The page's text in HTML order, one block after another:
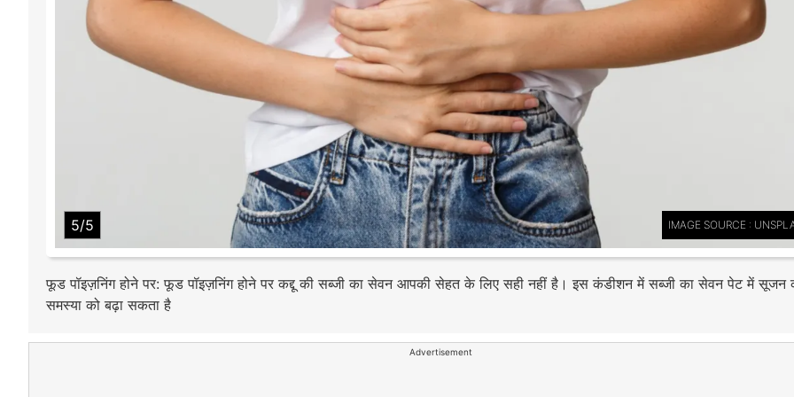
5/5 IMAGE SOURCE :
फूड पॉइज़निंग होने पर: फूड पॉइज़निंग होने पर कद्दू की सब्जी का सेवन आपकी सेहत के लिए सही नहीं है। इस कंडीशन में सब्जी का सेवन पेट में सूजन
समस्या को बढ़ा सकता है
Advertisement